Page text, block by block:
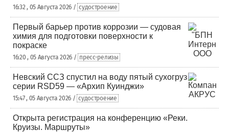
16:32 , 05 Августа 2026 / судостроение
Первый барьер против коррозии — судовая
химия для подготовки поверхности к
покраске
16:20 , 05 Августа 2026 / пресс-релизы
Невский ССЗ спустил на воду пятый сухогруз
серии RSD59 — «Архип Куинджи»
15:47 , 05 Августа 2026 / судостроение
Открыта регистрация на конференцию «Реки.
Круизы. Маршруты»